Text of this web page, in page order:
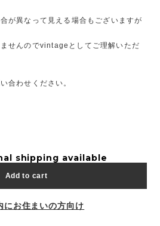
が異なって見える場合もございますが
せんのでvintageとしてご理解いただ
合わせください。
shipping available
Add to cart
にお住まいの方向け